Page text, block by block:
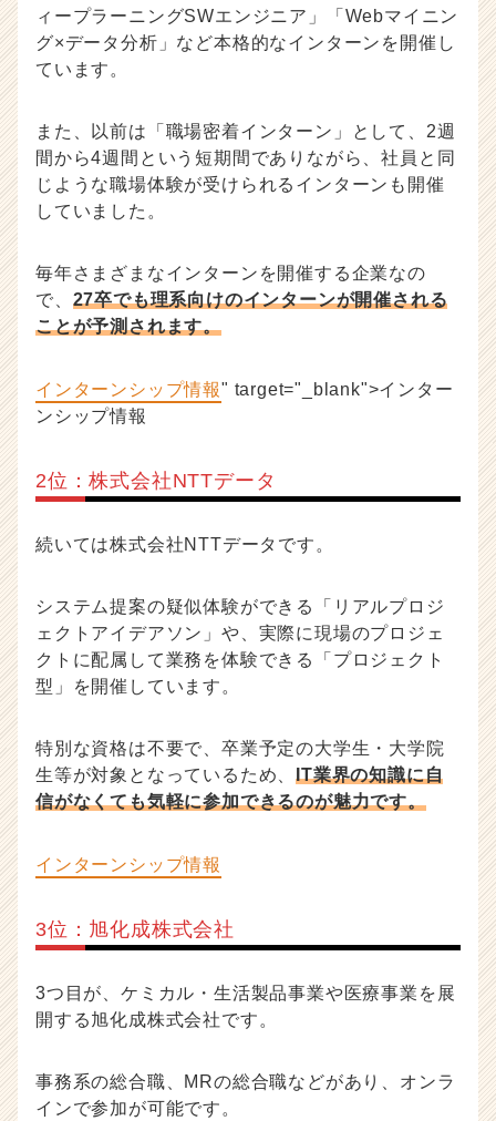
ィープラーニングSWエンジニア」「Webマイニン
グ×データ分析」など本格的なインターンを開催し
ています。
また、以前は「職場密着インターン」として、2週
間から4週間という短期間でありながら、社員と同
じような職場体験が受けられるインターンも開催
していました。
毎年さまざまなインターンを開催する企業なの
で、 27卒でも理系向けのインターンが開催される
ことが予測されます。
インターンシップ情報" target="_blank">インター
ンシップ情報
2位：株式会社NTTデータ
続いては株式会社NTTデータです。
システム提案の疑似体験ができる「リアルプロジ
ェクトアイデアソン」や、実際に現場のプロジェ
クトに配属して業務を体験できる「プロジェクト
型」を開催しています。
特別な資格は不要で、卒業予定の大学生・大学院
生等が対象となっているため、IT業界の知識に自
信がなくても気軽に参加できるのが魅力です。
インターンシップ情報
3位：旭化成株式会社
3つ目が、ケミカル・生活製品事業や医療事業を展
開する旭化成株式会社です。
事務系の総合職、MRの総合職などがあり、オンラ
インで参加が可能です。